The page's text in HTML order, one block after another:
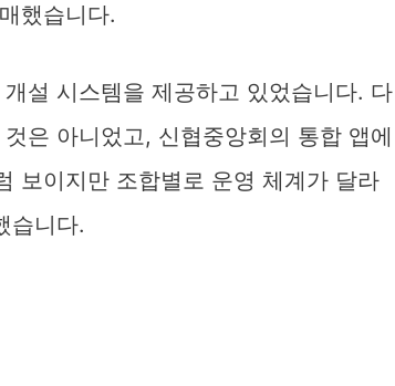
했습니다.
설 시스템을 제공하고 있었습니다. 다
은 아니었고, 신협중앙회의 통합 앱에
보이지만 조합별로 운영 체계가 달라
습니다.